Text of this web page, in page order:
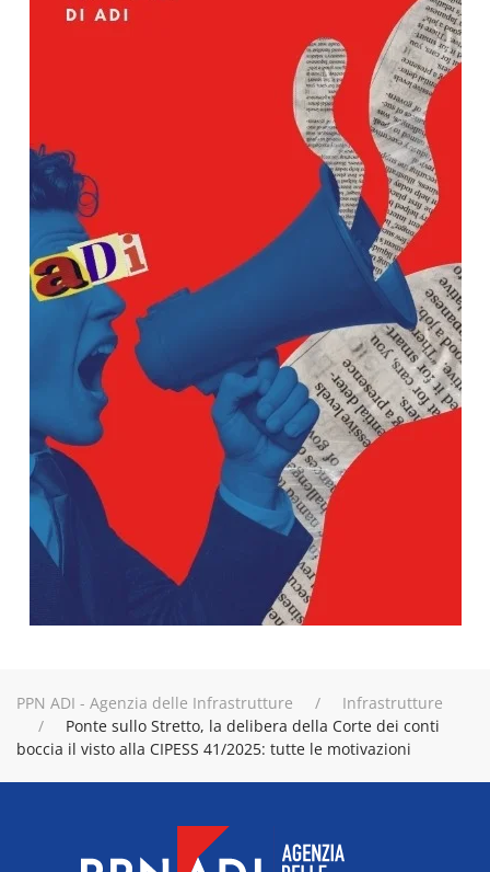
PPN ADI - Agenzia delle Infrastrutture
Infrastrutture
Ponte sullo Stretto, la delibera della Corte dei conti
boccia il visto alla CIPESS 41/2025: tutte le motivazioni